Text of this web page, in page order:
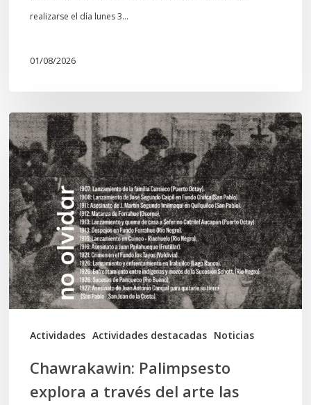
realizarse el día lunes 3…
01/08/2026
Actividades Actividades destacadas Noticias
Chawrakawin:
Palimpsesto
explora
a
través
del
arte
las
tensiones
documentales
memoria
Chawrakawin: Palimpsesto
explora a través del arte las